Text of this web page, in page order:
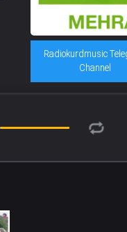
Radiokurdmusic
Channel